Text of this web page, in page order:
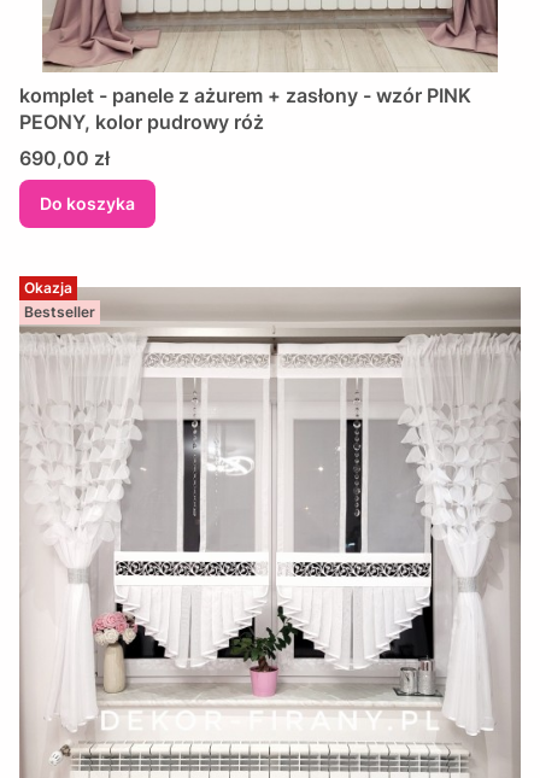
komplet - panele z ażurem + zasłony - wzór PINK
PEONY, kolor pudrowy róż
Cena
690,00 zł
Do koszyka
Okazja
Bestseller